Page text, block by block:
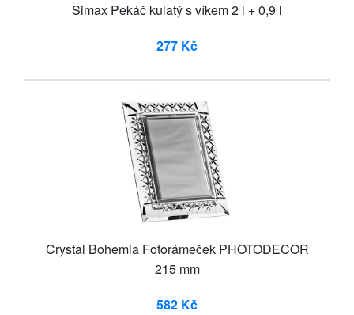
Simax Pekáč kulatý s víkem 2 l + 0,9 l
277 Kč
Crystal Bohemia Fotorámeček PHOTODECOR
215 mm
582 Kč